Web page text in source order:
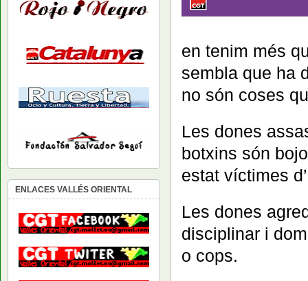
en tenim més
sembla que ha
no són coses
Les dones
botxins són
estat víctimes
Les dones
disciplinar i
o cops.
ENLACES VALLÉS ORIENTAL